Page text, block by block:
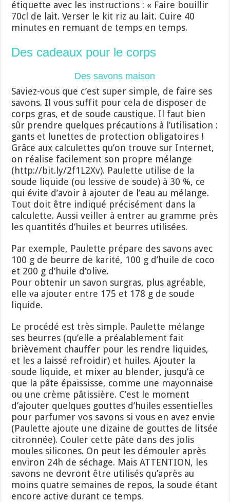
étiquette avec les instructions : « Faire bouillir
70cl de lait. Verser le kit riz au lait. Cuire 40
minutes en remuant de temps en temps.
Des cadeaux pour le corps
Des savons maison
Saviez-vous que c’est super simple, de faire ses
savons. Il vous suffit pour cela de disposer de
corps gras, et de soude caustique. Il faut bien
sûr prendre quelques précautions à l’utilisation :
gants et lunettes de protection obligatoires !
Grâce aux calculettes qu’on trouve sur Internet,
on réalise facilement son propre mélange
(http://bit.ly/2f1L2Xv). Paulette utilise de la
soude liquide (ou lessive de soude) à 30 %, ce
qui évite d’avoir à ajouter de l’eau au mélange.
Tout doit être indiqué précisément dans la
calculette. Aussi veiller à entrer au gramme près
les quantités d’huiles et beurres utilisées.
Par exemple, Paulette prépare des savons avec
100 g de beurre de karité, 100 g d’huile de coco
et 200 g d’huile d’olive.
Pour obtenir un savon surgras, plus agréable,
elle va ajouter entre 175 et 178 g de soude
liquide.
Le procédé est très simple. Paulette mélange
ses beurres (qu’elle a préalablement fait
brièvement chauffer pour les rendre liquides,
et les a laissé refroidir) et huiles. Ajouter la
soude liquide, et mixer au blender, jusqu’à ce
que la pâte épaississe, comme une mayonnaise
ou une crème pâtissière. C’est le moment
d’ajouter quelques gouttes d’huiles essentielles
pour parfumer vos savons si vous en avez envie
(Paulette ajoute une dizaine de gouttes de litsée
citronnée). Couler cette pâte dans des jolis
moules silicones. On peut les démouler après
environ 24h de séchage. Mais ATTENTION, les
savons ne devront être utilisés qu’après au
moins quatre semaines de repos, la soude étant
encore active durant ce temps.